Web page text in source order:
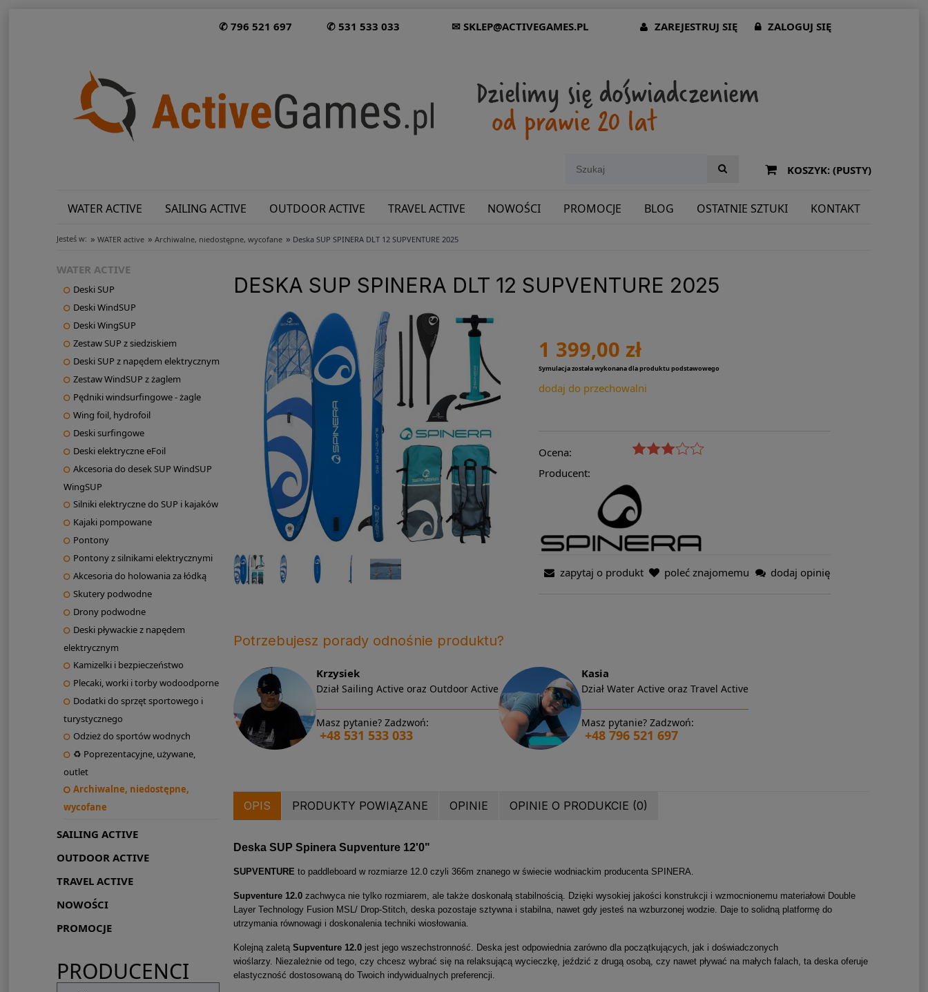
✆ 796 521 697 ✆ 531 533 033 ✉ SKLEP@ACTIVEGAMES.PL ZAREJESTRUJ SIĘ ZALOGUJ SIĘ
KOSZYK: (PUSTY)
WATER ACTIVE SAILING ACTIVE OUTDOOR ACTIVE TRAVEL ACTIVE NOWOŚCI PROMOCJE BLOG OSTATNIE SZTUKI KONTAKT
SHOWROOM: ODWIEDŹ NAS NA ŚLĄSKU!
Jesteś w: » WATER active » Archiwalne, niedostępne, wycofane » Deska SUP SPINERA DLT 12 SUPVENTURE 2025
WATER ACTIVE
Deski SUP
Deski WindSUP
Deski WingSUP
Zestaw SUP z siedziskiem
Deski SUP z napędem elektrycznym
Zestaw WindSUP z żaglem
Pędniki windsurfingowe - żagle
Wing foil, hydrofoil
Deski surfingowe
Deski elektryczne eFoil
Akcesoria do desek SUP WindSUP
WingSUP
Silniki elektryczne do SUP i kajaków
Kajaki pompowane
Pontony
Pontony z silnikami elektrycznymi
Akcesoria do holowania za łódką
Skutery podwodne
Drony podwodne
Deski pływackie z napędem
elektrycznym
Kamizelki i bezpieczeństwo
Plecaki, worki i torby wodoodporne
Dodatki do sprzęt sportowego i
turystycznego
Odzież do sportów wodnych
♻ Poprezentacyjne, używane,
outlet
Archiwalne, niedostępne,
wycofane
SAILING ACTIVE
OUTDOOR ACTIVE
TRAVEL ACTIVE
NOWOŚCI
PROMOCJE
PRODUCENCI
DESKA SUP SPINERA DLT 12 SUPVENTURE 2025
1 399,00 zł
Symulacja została wykonana dla produktu podstawowego
dodaj do przechowalni
Ocena:
Producent:
zapytaj o produkt poleć znajomemu dodaj opinię
Potrzebujesz porady odnośnie produktu?
Krzysiek
Dział Sailing Active oraz Outdoor Active
Masz pytanie? Zadzwoń:
+48 531 533 033
Kasia
Dział Water Active oraz Travel Active
Masz pytanie? Zadzwoń:
+48 796 521 697
OPIS PRODUKTY POWIĄZANE OPINIE OPINIE O PRODUKCIE (0)
Deska SUP Spinera Supventure 12'0"
SUPVENTURE to paddleboard w rozmiarze 12.0 czyli 366m znanego w świecie wodniackim producenta SPINERA.
Supventure 12.0zachwyca nie tylko rozmiarem, ale także doskonałą stabilnością. Dzięki wysokiej jakości konstrukcji i wzmocnionemu materiałowi Double
Layer Technology Fusion MSL/ Drop-Stitch, deska pozostaje sztywna i stabilna, nawet gdy jesteś na wzburzonej wodzie. Daje to solidną platformę do
utrzymania równowagi i doskonalenia techniki wiosłowania.
Kolejną zaletą Supventure 12.0jest jego wszechstronność. Deska jest odpowiednia zarówno dla początkujących, jak i doświadczonych
wioślarzy. Niezależnie od tego, czy chcesz wybrać się na relaksującą wycieczkę, jeździć z drugą osobą, czy nawet pływać na małych falach, ta deska oferuje
elastyczność dostosowaną do Twoich indywidualnych preferencji.